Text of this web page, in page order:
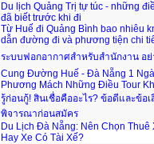
Du lịch Quảng Trị tự túc - những
đã biết trước khi đi
Từ Huế đi Quảng Bình bao nhiêu
dẫn đường đi và phương tiện chi
ระบบฟอกอากาศสำหรับสำนักงาน อ
Cung Đường Huế - Đà Nẵng 1
Phương Mách Những Điều Tour
รู้ก่อนกู้! สินเชื่อคืออะไร? ข้อดีและข้อ
พิจารณาก่อนสมัคร
Du Lịch Đà Nẵng: Nên Chọn Thuê
Hay Xe Có Tài Xế?